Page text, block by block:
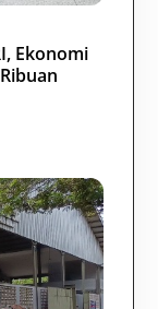
Ekonomi